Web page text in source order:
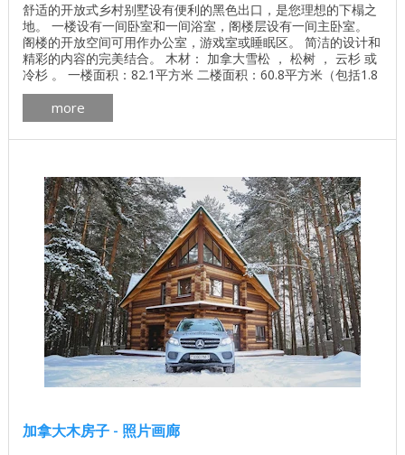
舒适的开放式乡村别墅设有便利的黑色出口，是您理想的下榻之
地。 一楼设有一间卧室和一间浴室，阁楼层设有一间主卧室。
阁楼的开放空间可用作办公室，游戏室或睡眠区。 简洁的设计和
精彩的内容的完美结合。 木材： 加拿大雪松 ， 松树 ， 云杉 或
冷杉 。 一楼面积：82.1平方米 二楼面积：60.8平方米（包括1.8
米的天花板高度） 总面积：142.9平方米 了解基地的价格 独立计
算基础价格 所有建筑工程在建房和修理房屋 - 找出价格 木屋的
最佳项目 墙壁材料最佳住宅项目 ...
more
加拿大木房子 - 照片画廊